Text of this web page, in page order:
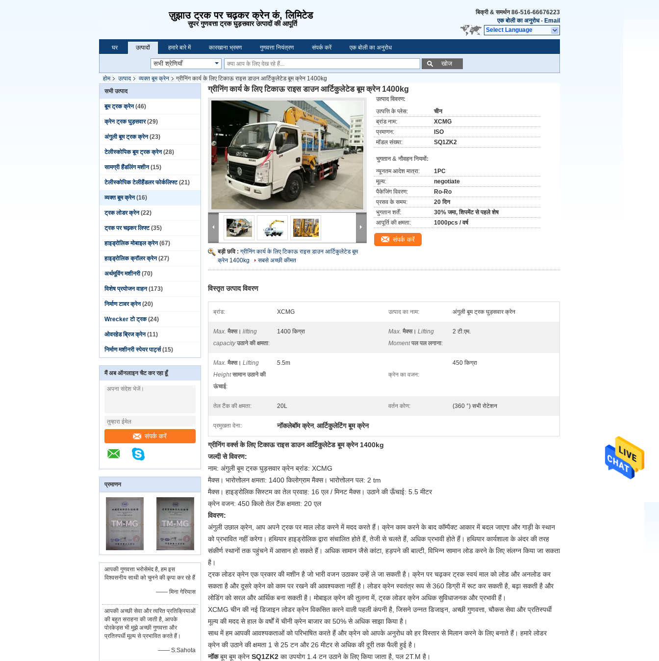
ज़ुझाउ ट्रक पर चढ़कर क्रेन कं, लिमिटेड
सुपर गुणवत्ता ट्रक घुड़सवार उत्पादों की आपूर्ति
बिक्री & समर्थन86-516-66676223
एक बोली का अनुरोध- Email
Select Language
घर उत्पादों हमारे बारे में कारखाना भ्रमण गुणवत्ता नियंत्रण संपर्क करें एक बोली का अनुरोध
खोज
होम उत्पाद व्यक्त बूम क्रेन
ग्रीनिंग कार्य के लिए टिकाऊ राइस डाउन आर्टिकुलेटेड बूम क्रेन 1400kg
सभी उत्पाद
बूम ट्रक क्रेन (46)
क्रेन ट्रक घुड़सवार (29)
अंगुली बूम ट्रक क्रेन (23)
टेलीस्कोपिक बूम ट्रक क्रेन (28)
सामग्री हैंडलिंग मशीन (15)
टेलीस्कोपिक टेलीहैंडलर फोर्कलिफ्ट (21)
व्यक्त बूम क्रेन (16)
ट्रक लोडर क्रेन (22)
ट्रक पर चढ़कर लिफ्ट (35)
हाइड्रोलिक मोबाइल क्रेन (67)
हाइड्रोलिक क्रॉलर क्रेन (27)
अर्थमूविंग मशीनरी (70)
विशेष प्रयोजन वाहन (173)
निर्माण टावर क्रेन (20)
Wrecker टो ट्रक (24)
ओवरहेड ब्रिज क्रेन (11)
निर्माण मशीनरी स्पेयर पार्ट्स (15)
मैं अब ऑनलाइन चैट कर रहा हूँ
संपर्क करें
प्रमाणन
आपकी गुणवत्ता भरोसेमंद है, हम इस
विश्वसनीय साथी को चुनने की कृपा कर रहे हैं
—— मिना गेरियास
आपकी अच्छी सेवा और त्वरित प्रतिक्रियाओं
की बहुत सराहना की जाती है, आपके
पोरकेड्स भी मुझे अच्छी गुणवत्ता और
प्रतिस्पर्धी मूल्य से प्रभावित करते हैं।
—— S.Sahota
ग्रीनिंग कार्य के लिए टिकाऊ राइस डाउन आर्टिकुलेटेड बूम क्रेन 1400kg
बड़ी छवि : ग्रीनिंग कार्य के लिए टिकाऊ राइस डाउन आर्टिकुलेटेड बूम
क्रेन 1400kg
सबसे अच्छी कीमत
उत्पाद विवरण:
उत्पत्ति के प्लेस:
चीन
ब्रांड नाम:
XCMG
प्रमाणन:
ISO
मॉडल संख्या:
SQ1ZK2
भुगतान & नौवहन नियमों:
न्यूनतम आदेश मात्रा:
1PC
मूल्य:
negotiate
पैकेजिंग विवरण:
Ro-Ro
प्रसव के समय:
20 दिन
भुगतान शर्तें:
30% जमा, शिपमेंट से पहले शेष
आपूर्ति की क्षमता:
1000pcs / वर्ष
संपर्क करें
विस्तृत उत्पाद विवरण
ब्रांड: XCMG उत्पाद का नाम: अंगुली बूम ट्रक घुड़सवार क्रेन
Max. मैक्स। lifting
capacity उठाने की क्षमता:
1400 किग्रा Max. मैक्स। Lifting
Moment पल पल लगाना:
2 टी.एम.
Max. मैक्स। Lifting
Height सामान उठाने की
ऊंचाई:
5.5m
क्रेन का वजन:
450 किग्रा
तेल टैंक की क्षमता: 20L वर्तन कोण: (360 °) सभी रोटेशन
प्रमुखता देना: नॉकलेबॉम क्रेन, आर्टिकुलेटिंग बूम क्रेन
ग्रीनिंग वर्क्स के लिए टिकाऊ राइस डाउन आर्टिकुलेटेड बूम क्रेन 1400kg
जल्दी से विवरण:
नाम: अंगुली बूम ट्रक घुड़सवार क्रेन ब्रांड: XCMG
मैक्स। भारोत्तोलन क्षमता: 1400 किलोग्राम मैक्स। भारोत्तोलन पल: 2 tm
मैक्स। हाइड्रोलिक सिस्टम का तेल प्रवाह: 16 एल / मिनट मैक्स। उठाने की ऊँचाई: 5.5 मीटर
क्रेन वजन: 450 किलो तेल टैंक क्षमता: 20 एल
विवरण:
अंगुली उछाल क्रेन, आप अपने ट्रक पर माल लोड करने में मदद करते हैं। क्रेन काम करने के बाद कॉम्पैक्ट आकार में बदल जाएगा और गाड़ी के स्थान
को प्रभावित नहीं करेगा। हथियार हाइड्रोलिक द्वारा संचालित होते हैं, तेजी से चलते हैं, अधिक प्रभावी होते हैं। हथियार कार्यशाला के अंदर की तरह
संकीर्ण स्थानों तक पहुंचने में आसान हो सकते हैं। अधिक सामान जैसे कांटा, हड़पने की बाल्टी, विभिन्न सामान लोड करने के लिए संलग्न किया जा सकता
है।
ट्रक लोडर क्रेन एक प्रकार की मशीन है जो भारी वजन उठाकर उन्हें ले जा सकती है। क्रेन पर चढ़कर ट्रक स्वयं माल को लोड और अनलोड कर
सकता है और दूसरे क्रेन को काम पर रखने की आवश्यकता नहीं है। लोडर क्रेन स्वतंत्र रूप से 360 डिग्री में रूट कर सकती है, बढ़ा सकती है और
लोडिंग को सरल और आर्थिक बना सकती है। मोबाइल क्रेन की तुलना में, ट्रक लोडर क्रेन अधिक सुविधाजनक और प्रभावी हैं।
XCMG चीन की नई डिजाइन लोडर क्रेन विकसित करने वाली पहली कंपनी है, जिसने उन्नत डिजाइन, अच्छी गुणवत्ता, चौकस सेवा और प्रतिस्पर्धी
मूल्य की मदद से हाल के वर्षों में चीनी क्रेन बाजार का 50% से अधिक साझा किया है।
साथ में हम आपकी आवश्यकताओं को परिभाषित करते हैं और क्रेन को आपके अनुरोध को हर विस्तार से मिलान करने के लिए बनाते हैं। हमारे लोडर
क्रेन की उठाने की क्षमता 1 से 25 टन और 26 मीटर से अधिक की दूरी तक फैली हुई है।
नॉकबूम बूम क्रेन SQ1ZK2 का उपयोग 1.4 टन उठाने के लिए किया जाता है, पल 2T.M है।